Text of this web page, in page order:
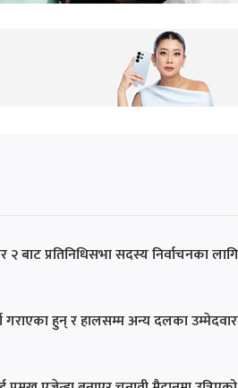
२ बाट प्रतिनिधिसभा सदस्य निर्वाचनका लागि
हुन् र हालसम्म अन्य दलका